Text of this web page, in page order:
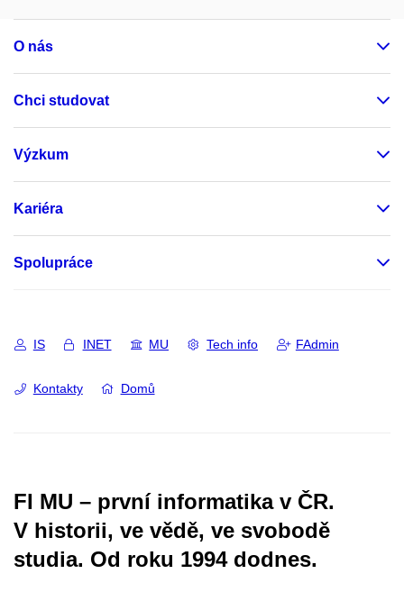
O nás
Chci studovat
Výzkum
Kariéra
Spolupráce
IS INET MU Tech info FAdmin
Kontakty Domů
FI MU – první informatika v ČR.
V historii, ve vědě, ve svobodě
studia. Od roku 1994 dodnes.